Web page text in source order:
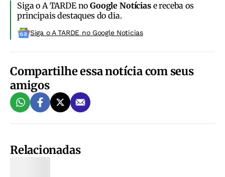
Siga o A TARDE noGoogle Notíciase receba os
principais destaques do dia.
Siga o A TARDE no Google Noticias
Compartilhe essa notícia com seus
amigos
Relacionadas